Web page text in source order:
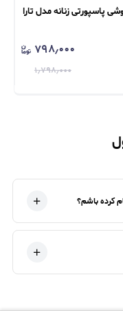
پاسپورتی زنانه مدل تارا
۷۹۸٫۰۰۰
۱٫۷۹۸٫۰۰۰
کرده باشم؟